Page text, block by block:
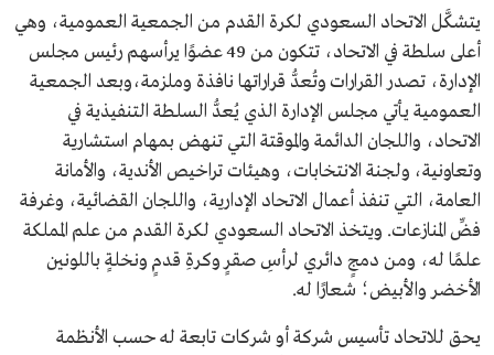
يتشكَّل الاتحاد السعودي لكرة القدم من الجمعية العمومية، وهي
أعلى سلطة في الاتحاد، تتكون من 49 عضوًا يرأسهم رئيس مجلس
الإدارة، تصدر القرارات وتُعدُّ قراراتها نافذة وملزمة،وبعد الجمعية
العمومية يأتي مجلس الإدارة الذي يُعدُّ السلطة التنفيذية في
الاتحاد، واللجان الدائمة والموقتة التي تنهض بمهام استشارية
وتعاونية، ولجنة الانتخابات، وهيئات تراخيص الأندية، والأمانة
العامة، التي تنفذ أعمال الاتحاد الإدارية، واللجان القضائية، وغرفة
فضِّ المنازعات. ويتخذ الاتحاد السعودي لكرة القدم من علم المملكة
علمًا له، ومن دمجٍ دائري لرأسِ صقرٍ وكرةِ قدمٍ ونخلةٍ باللونين
الأخضر والأبيض؛ شعارًا له.
يحق للاتحاد تأسيس شركة أو شركات تابعة له حسب الأنظمة